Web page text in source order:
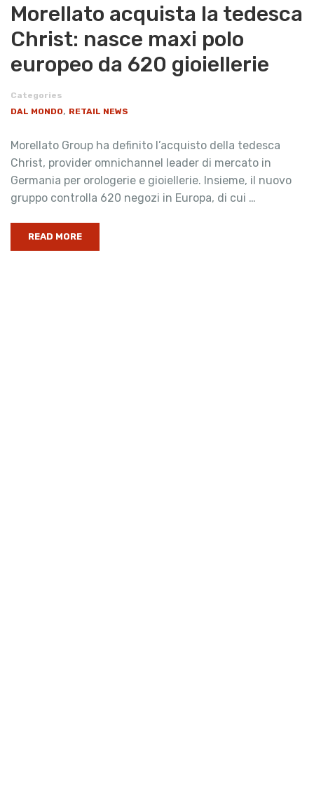
Morellato acquista la tedesca
Christ: nasce maxi polo
europeo da 620 gioiellerie
Categories
DAL MONDO, RETAIL NEWS
Morellato Group ha definito l’acquisto della tedesca
Christ, provider omnichannel leader di mercato in
Germania per orologerie e gioiellerie. Insieme, il nuovo
gruppo controlla 620 negozi in Europa, di cui …
READ MORE